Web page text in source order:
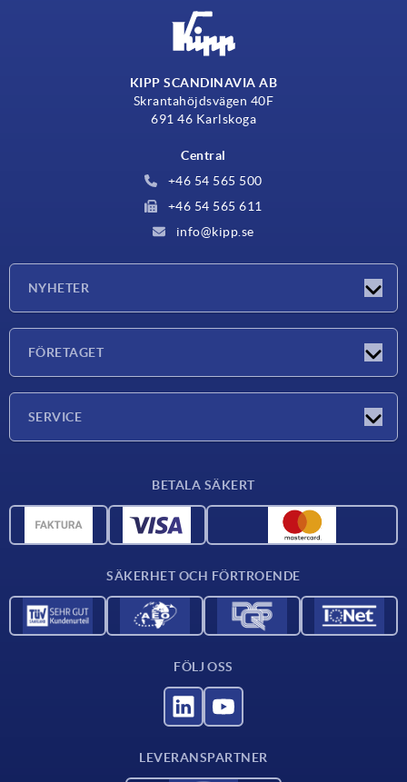
KIPP SCANDINAVIA AB
Skrantahöjdsvägen 40F
691 46 Karlskoga
Central
+46 54 565 500
+46 54 565 611
info@kipp.se
NYHETER
FÖRETAGET
SERVICE
CAD-data
BETALA SÄKERT
SÄKERHET OCH FÖRTROENDE
FÖLJ OSS
LEVERANSPARTNER